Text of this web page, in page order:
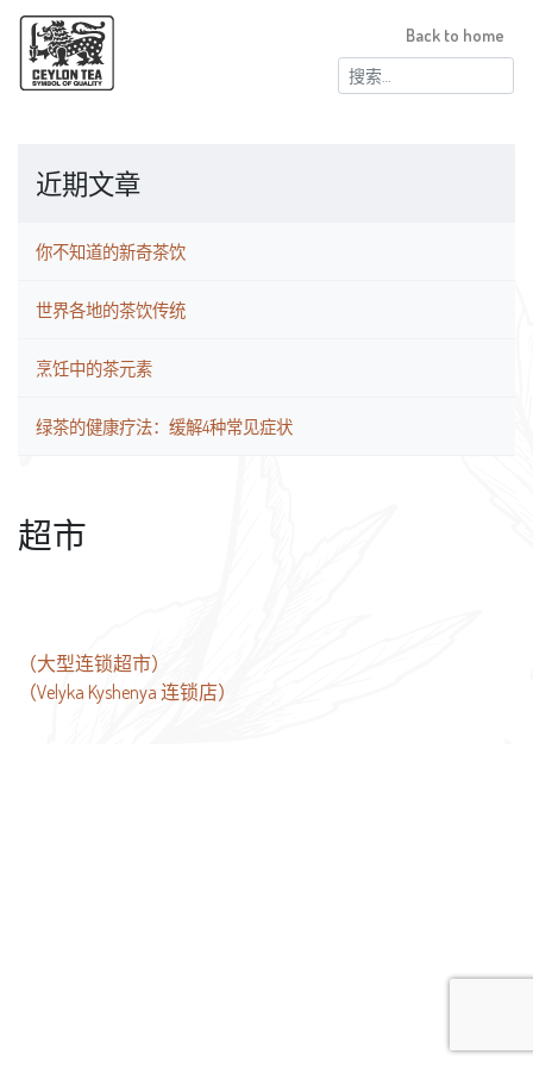
搜
索：
Back to home
近期文章
你不知道的新奇茶饮
世界各地的茶饮传统
烹饪中的茶元素
绿茶的健康疗法：缓解4种常见症状
超市
文
章
（大型连锁超市）
（Velyka Kyshenya 连锁店）